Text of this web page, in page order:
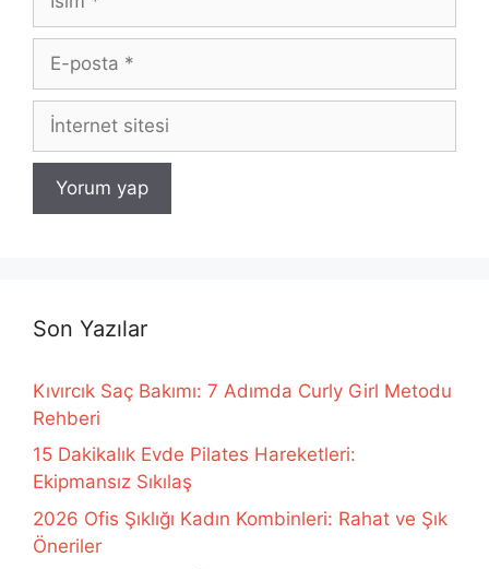
posta
İnternet
sitesi
Son Yazılar
Kıvırcık Saç Bakımı: 7 Adımda Curly Girl Metodu
Rehberi
15 Dakikalık Evde Pilates Hareketleri:
Ekipmansız Sıkılaş
2026 Ofis Şıklığı Kadın Kombinleri: Rahat ve Şık
Öneriler